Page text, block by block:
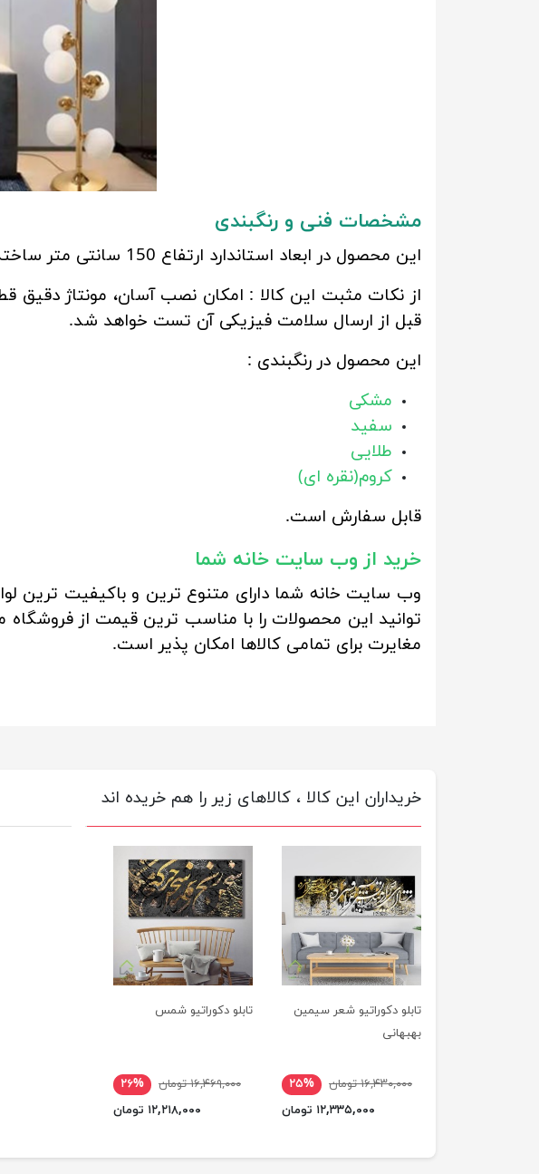
مشخصات فنی و رنگبندی
این محصول در ابعاد استاندارد ارتفاع 150 سانتی متر ساخته شده، جنس بدنه این کالا فلزی است که دارای مقاومت بالایی می باشد.
از نکات مثبت این کالا : امکان نصب آسان، مونتاژ
قبل از ارسال سلامت فیزیکی آن تست خواهد شد.
این محصول در رنگبندی :
مشکی
سفید
طلایی
کروم(نقره ای)
قابل سفارش است.
خرید از وب سایت خانه شما
وب سایت خانه شما دارای متنوع ترین و باکیفیت ترین
توانید این محصولات را با مناسب ترین قیمت از فروشگاه
مغایرت برای تمامی کالاها امکان پذیر است.
خریداران این کالا ، کالاهای زیر را هم خریده اند
تابلو دکوراتیو شعر سیمین
بهبهانی
۱۶,۴۳۰,۰۰۰ تومان
۲۵%
۱۲,۳۳۵,۰۰۰ تومان
تابلو دکوراتیو شمس
۱۶,۴۶۹,۰۰۰ تومان
۲۶%
۱۲,۲۱۸,۰۰۰ تومان